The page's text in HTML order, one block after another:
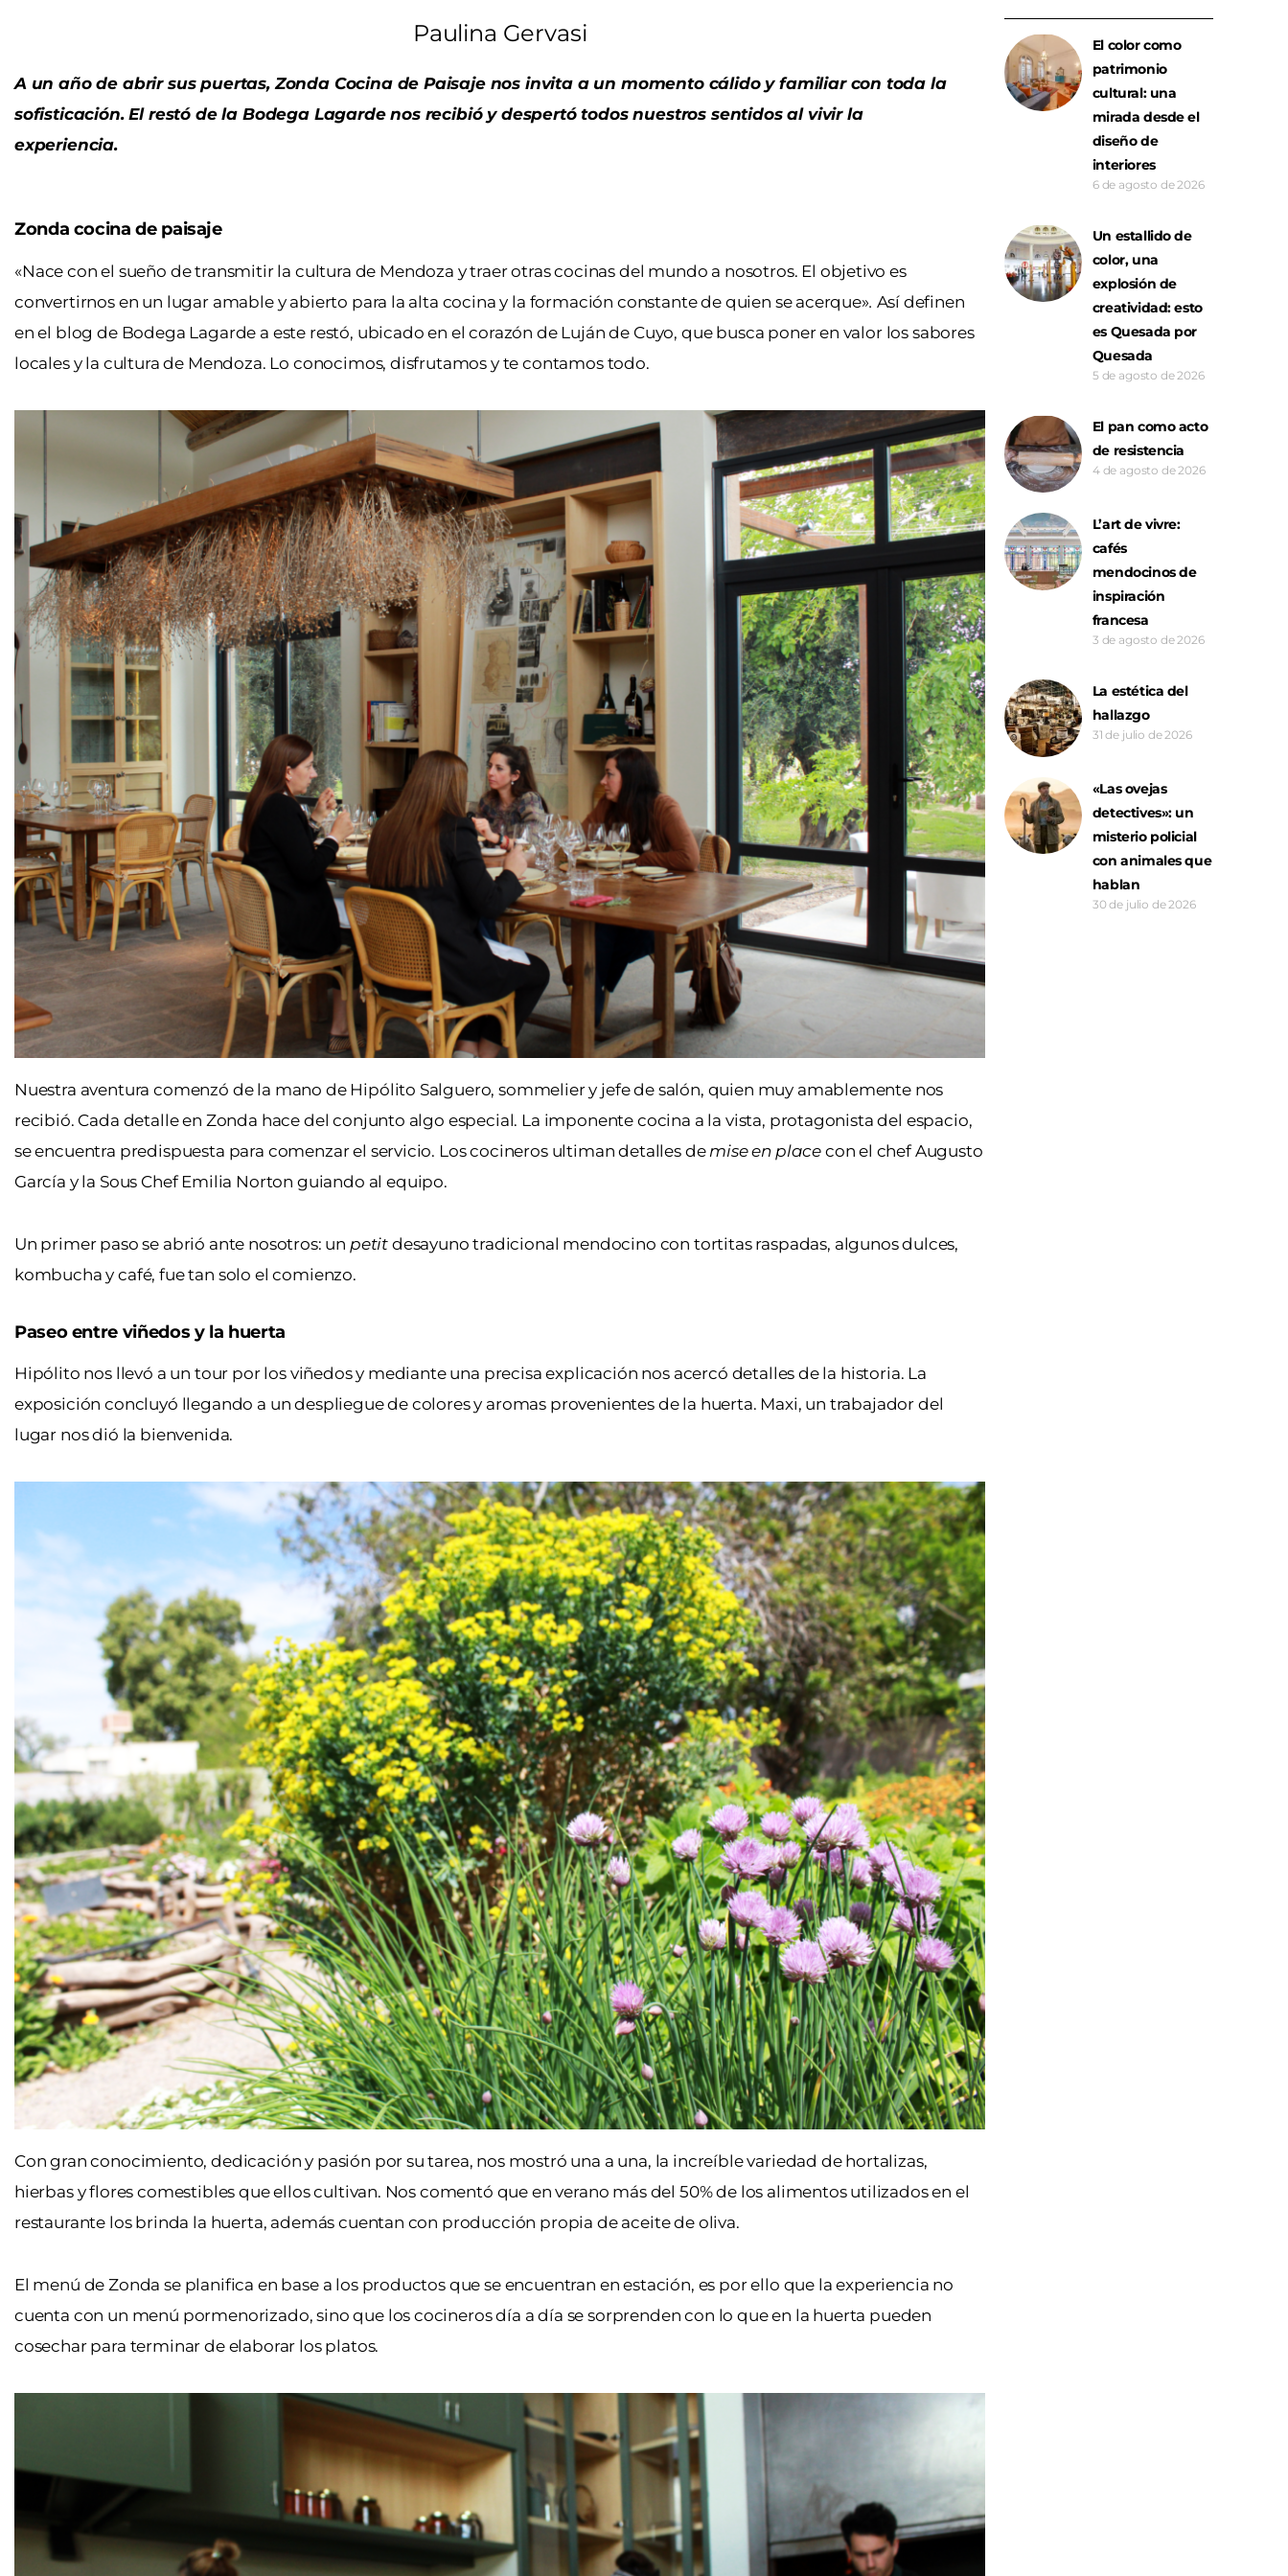
Paulina Gervasi
A un año de abrir sus puertas, Zonda Cocina de Paisaje nos invita a un momento cálido y familiar con toda la
sofisticación. El restó de la Bodega Lagarde nos recibió y despertó todos nuestros sentidos al vivir la
experiencia.
Zonda cocina de paisaje
«Nace con el sueño de transmitir la cultura de Mendoza y traer otras cocinas del mundo a nosotros. El objetivo es
convertirnos en un lugar amable y abierto para la alta cocina y la formación constante de quien se acerque». Así definen
en el blog de Bodega Lagarde a este restó, ubicado en el corazón de Luján de Cuyo, que busca poner en valor los sabores
locales y la cultura de Mendoza. Lo conocimos, disfrutamos y te contamos todo.
Nuestra aventura comenzó de la mano de Hipólito Salguero, sommelier y jefe de salón, quien muy amablemente nos
recibió. Cada detalle en Zonda hace del conjunto algo especial. La imponente cocina a la vista, protagonista del espacio,
se encuentra predispuesta para comenzar el servicio. Los cocineros ultiman detalles de mise en place con el chef Augusto
García y la Sous ChefEmilia Norton guiando al equipo.
Un primer paso se abrió ante nosotros: un petit desayuno tradicional mendocino con tortitas raspadas, algunos dulces,
kombucha y café, fue tan solo el comienzo.
Paseo entre viñedos y la huerta
Hipólito nos llevó a un tour por los viñedos y mediante una precisa explicación nos acercó detalles de la historia. La
exposición concluyó llegando a un despliegue de colores y aromas provenientes de la huerta. Maxi, un trabajador del
lugar nos dió la bienvenida.
Con gran conocimiento, dedicación y pasión por su tarea, nos mostró una a una, la increíble variedad de hortalizas,
hierbas y flores comestibles que ellos cultivan. Nos comentó que en verano más del 50% de los alimentos utilizados en el
restaurante los brinda la huerta, además cuentan con producción propia de aceite de oliva.
El menú de Zonda se planifica en base a los productos que se encuentran en estación, es por ello que la experiencia no
cuenta con un menú pormenorizado, sino que los cocineros día a día se sorprenden con lo que en la huerta pueden
cosechar para terminar de elaborar los platos.
El color como
patrimonio
cultural: una
mirada desde el
diseño de
interiores
6 de agosto de 2026
Un estallido de
color, una
explosión de
creatividad: esto
es Quesada por
Quesada
5 de agosto de 2026
El pan como acto
de resistencia
4 de agosto de 2026
L’art de vivre:
cafés
mendocinos de
inspiración
francesa
3 de agosto de 2026
La estética del
hallazgo
31 de julio de 2026
«Las ovejas
detectives»: un
misterio policial
con animales que
hablan
30 de julio de 2026